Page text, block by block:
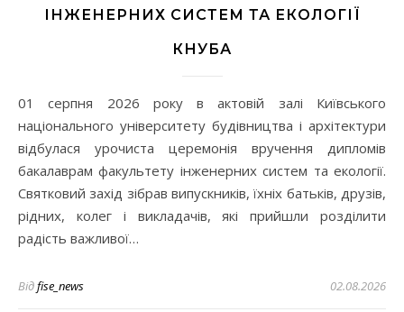
ІНЖЕНЕРНИХ СИСТЕМ ТА ЕКОЛОГІЇ
КНУБА
01 серпня 2026 року в актовій залі Київського
національного університету будівництва і архітектури
відбулася урочиста церемонія вручення дипломів
бакалаврам факультету інженерних систем та екології.
Святковий захід зібрав випускників, їхніх батьків, друзів,
рідних, колег і викладачів, які прийшли розділити
радість важливої…
Відfise_news 02.08.2026